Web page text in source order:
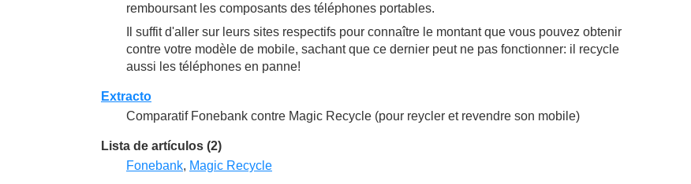
remboursant les composants des téléphones portables.
Il suffit d'aller sur leurs sites respectifs pour connaître le montant que vous pouvez obtenir
contre votre modèle de mobile, sachant que ce dernier peut ne pas fonctionner: il recycle
aussi les téléphones en panne!
Extracto
Comparatif Fonebank contre Magic Recycle (pour reycler et revendre son mobile)
Lista de artículos (2)
Fonebank, Magic Recycle